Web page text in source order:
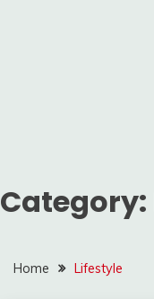
Category:
Home Lifestyle